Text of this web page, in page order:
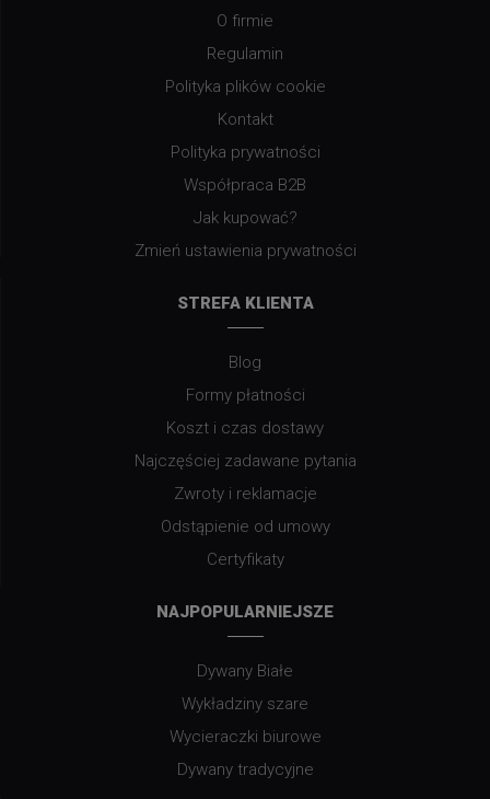
O firmie
Regulamin
Polityka plików cookie
Kontakt
Polityka prywatności
Współpraca B2B
Jak kupować?
Zmień ustawienia prywatności
STREFA KLIENTA
Blog
Formy płatności
Koszt i czas dostawy
Najczęściej zadawane pytania
Zwroty i reklamacje
Odstąpienie od umowy
Certyfikaty
NAJPOPULARNIEJSZE
Dywany Białe
Wykładziny szare
Wycieraczki biurowe
Dywany tradycyjne